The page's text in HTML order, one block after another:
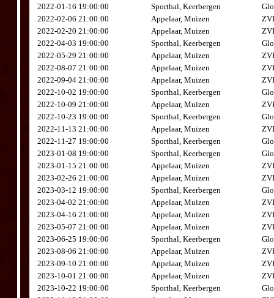
2022-01-16 19:00:00
Sporthal, Keerbergen
2022-02-06 21:00:00
Appelaar, Muizen
2022-02-20 21:00:00
Appelaar, Muizen
2022-04-03 19:00:00
Sporthal, Keerbergen
2022-05-29 21:00:00
Appelaar, Muizen
2022-08-07 21:00:00
Appelaar, Muizen
2022-09-04 21:00:00
Appelaar, Muizen
2022-10-02 19:00:00
Sporthal, Keerbergen
2022-10-09 21:00:00
Appelaar, Muizen
2022-10-23 19:00:00
Sporthal, Keerbergen
2022-11-13 21:00:00
Appelaar, Muizen
2022-11-27 19:00:00
Sporthal, Keerbergen
2023-01-08 19:00:00
Sporthal, Keerbergen
2023-01-15 21:00:00
Appelaar, Muizen
2023-02-26 21:00:00
Appelaar, Muizen
2023-03-12 19:00:00
Sporthal, Keerbergen
2023-04-02 21:00:00
Appelaar, Muizen
2023-04-16 21:00:00
Appelaar, Muizen
2023-05-07 21:00:00
Appelaar, Muizen
2023-06-25 19:00:00
Sporthal, Keerbergen
2023-08-06 21:00:00
Appelaar, Muizen
2023-09-10 21:00:00
Appelaar, Muizen
2023-10-01 21:00:00
Appelaar, Muizen
2023-10-22 19:00:00
Sporthal, Keerbergen